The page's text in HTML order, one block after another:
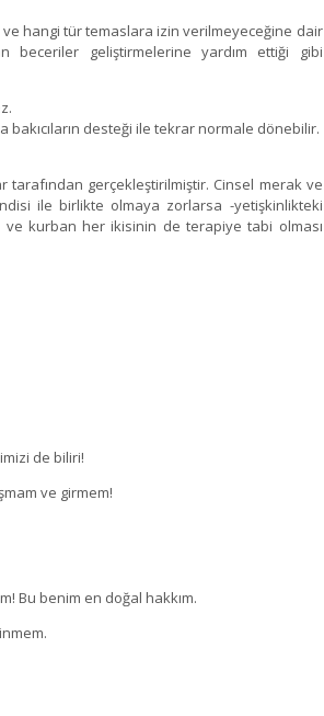
hangi tür temaslara izin verilmeyeceğine dair
beceriler geliştirmelerine yardım ettiği gibi
desteği ile tekrar normale dönebilir.
tarafından gerçekleştirilmiştir. Cinsel merak ve
ile birlikte olmaya zorlarsa -yetişkinlikteki
ve kurban her ikisinin de terapiye tabi olması
de biliri!
ve girmem!
Bu benim en doğal hakkım.